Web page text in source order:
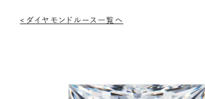
< ダイヤモンドルース一覧へ